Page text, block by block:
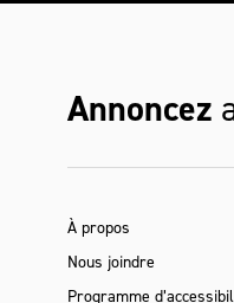
Annoncez
À propos
Nous joindre
Programme